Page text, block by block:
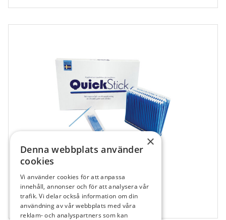
681745
Quick Stick Mikropensel
500 st
×
Denna webbplats använder
cookies
Vi använder cookies för att anpassa
innehåll, annonser och för att analysera vår
trafik. Vi delar också information om din
användning av vår webbplats med våra
reklam- och analyspartners som kan